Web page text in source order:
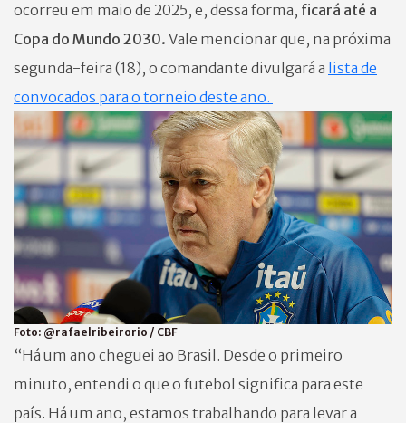
ocorreu em maio de 2025, e, dessa forma, ficará até a
Copa do Mundo 2030. Vale mencionar que, na próxima
segunda-feira (18), o comandante divulgará a lista de
convocados para o torneio deste ano.
Foto: @rafaelribeirorio / CBF
“Há um ano cheguei ao Brasil. Desde o primeiro
minuto, entendi o que o futebol significa para este
país. Há um ano, estamos trabalhando para levar a